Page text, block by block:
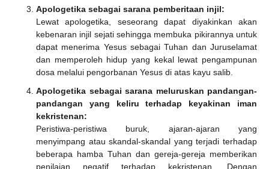
Apologetika sebagai sarana pemberitaan injil:
Lewat apologetika, seseorang dapat diyakinkan akan
kebenaran injil sejati sehingga membuka pikirannya untuk
dapat menerima Yesus sebagai Tuhan dan Juruselamat
dan memperoleh hidup yang kekal lewat pengampunan
dosa melalui pengorbanan Yesus di atas kayu salib.
Apologetika sebagai sarana meluruskan pandangan-
pandangan yang keliru terhadap keyakinan iman
kekristenan:
Peristiwa-peristiwa buruk, ajaran-ajaran yang
menyimpang atau skandal-skandal yang terjadi terhadap
beberapa hamba Tuhan dan gereja-gereja memberikan
penilaian negatif terhadap kekristenan. Dengan